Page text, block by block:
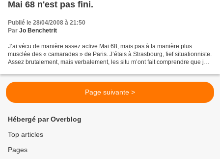
Mai 68 n'est pas fini.
Publié le 28/04/2008 à 21:50
Par Jo Benchetrit
J’ai vécu de manière assez active Mai 68, mais pas à la manière plus
musclée des « camarades » de Paris. J’étais à Strasbourg, fief situationniste.
Assez brutalement, mais verbalement, les situ m’ont fait comprendre que je
Page suivante >
Hébergé par Overblog
Top articles
Pages